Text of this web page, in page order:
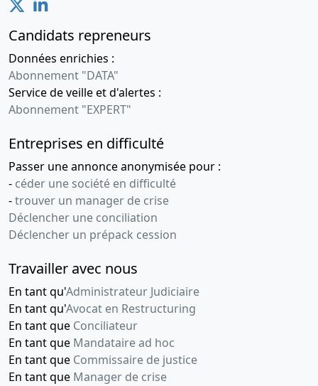
Candidats repreneurs
Données enrichies :
Abonnement "DATA"
Service de veille et d'alertes :
Abonnement "EXPERT"
Entreprises en difficulté
Passer une annonce anonymisée pour :
- céder une société en difficulté
-trouver un manager de crise
Déclencher une conciliation
Déclencher un prépack cession
Travailler avec nous
En tant qu'Administrateur Judiciaire
En tant qu'Avocat en Restructuring
En tant que Conciliateur
En tant que Mandataire ad hoc
En tant que Commissaire de justice
En tant que Manager de crise